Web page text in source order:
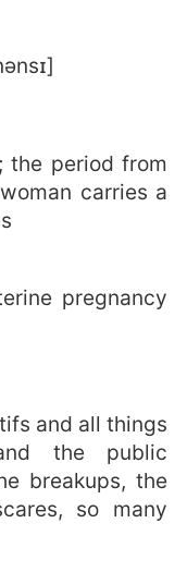
the period from
carries a
pregnancy
and all things
the public
breakups, the
so many